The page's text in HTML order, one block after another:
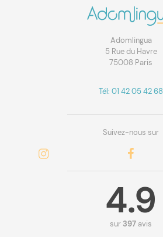
Adomlingua
5 Rue du Havre
75008 Paris
Tél: 01 42 05 42 68
Suivez-nous sur
4.9
sur397 avis